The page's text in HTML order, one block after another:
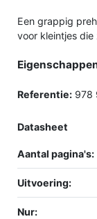
Een grappig
voor kleintjes die
Referentie: 978
Datasheet
Aantal pagina's:
Uitvoering:
Nur: